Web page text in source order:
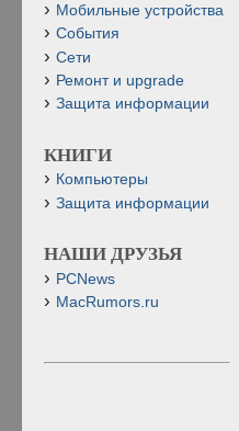
Мобильные устройства
События
Сети
Ремонт и upgrade
Защита информации
КНИГИ
Компьютеры
Защита информации
НАШИ ДРУЗЬЯ
PCNews
MacRumors.ru